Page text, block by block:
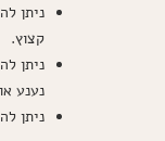
ניתן
קצוץ.
ניתן
נענע
ניתן